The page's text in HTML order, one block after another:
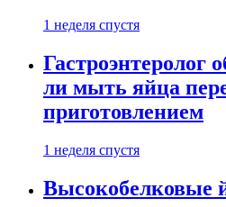
1 неделя спустя
Гастроэнтеролог
ли мыть яйца
приготовлением
1 неделя спустя
Высокобелковые